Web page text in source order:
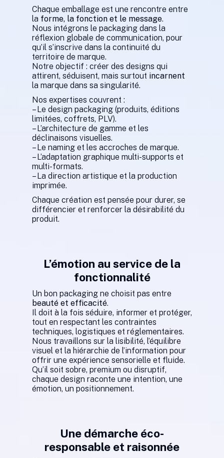
Chaque emballage est une rencontre entre
la forme, la fonction et le message.
Nous intégrons le packaging dans la
réflexion globale de communication, pour
qu’il s’inscrive dans la continuité du
territoire de marque.
Notre objectif : créer des designs qui
attirent, séduisent, mais surtout incarnent
la marque dans sa singularité.
Nos expertises couvrent :
– Le design packaging (produits, éditions
limitées, coffrets, PLV).
– L’architecture de gamme et les
déclinaisons visuelles.
– Le naming et les accroches de marque.
– L’adaptation graphique multi-supports et
multi-formats.
– La direction artistique et la production
imprimée.
Chaque création est pensée pour durer, se
différencier et renforcer la désirabilité du
produit.
L’émotion au service de la
fonctionnalité
Un bon packaging ne choisit pas entre
beauté et efficacité.
Il doit à la fois séduire, informer et protéger,
tout en respectant les contraintes
techniques, logistiques et réglementaires.
Nous travaillons sur la lisibilité, l’équilibre
visuel et la hiérarchie de l’information pour
offrir une expérience sensorielle et fluide.
Qu’il soit sobre, premium ou disruptif,
chaque design raconte une intention, une
émotion, un positionnement.
Une démarche éco-
responsable et raisonnée